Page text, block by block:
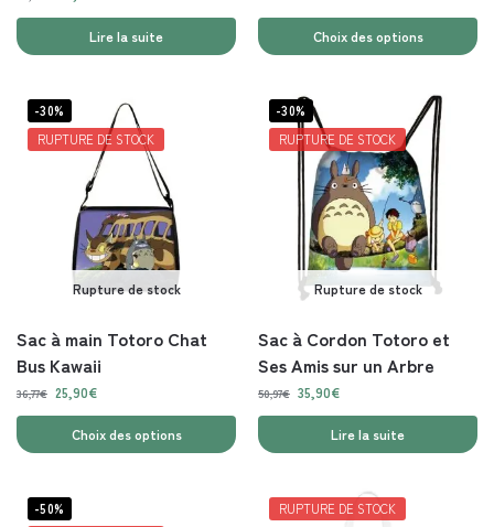
Lire la suite Choix des options
-30%
RUPTURE DE STOCK
Rupture de stock
Sac à main Totoro Chat
Bus Kawaii
36,77€ 25,90€
Choix des options
-30%
RUPTURE DE STOCK
Rupture de stock
Sac à Cordon Totoro et
Ses Amis sur un Arbre
50,97€ 35,90€
Lire la suite
-50%
RUPTURE DE STOCK